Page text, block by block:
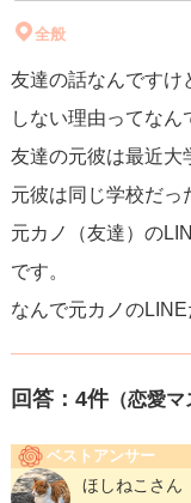
全般
友達の話なんですけ
しない理由ってなん
友達の元彼は最近大
元彼は同じ学校だっ
元カノ（友達）の
です。
なんで元カノの
回答： 4件（恋愛マ
ベストアンサー
ほしねこさん